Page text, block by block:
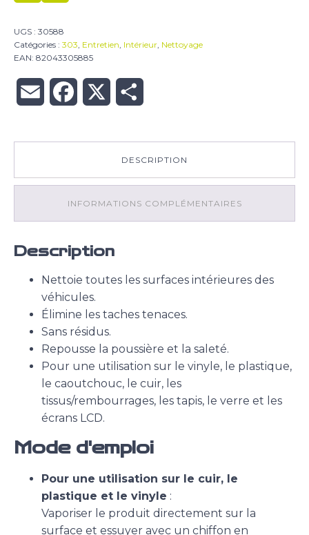
UGS : 30588
Catégories : 303, Entretien, Intérieur, Nettoyage
EAN: 82043305885
Email Facebook
DESCRIPTION
INFORMATIONS COMPLÉMENTAIRES
Description
Nettoie toutes les surfaces intérieures des
véhicules.
Élimine les taches tenaces.
Sans résidus.
Repousse la poussière et la saleté.
Pour une utilisation sur le vinyle, le plastique,
le caoutchouc, le cuir, les
tissus/rembourrages, les tapis, le verre et les
écrans LCD.
Mode d'emploi
Pour une utilisation sur le cuir, le
plastique et le vinyle :
Vaporiser le produit directement sur la
surface et essuyer avec un chiffon en